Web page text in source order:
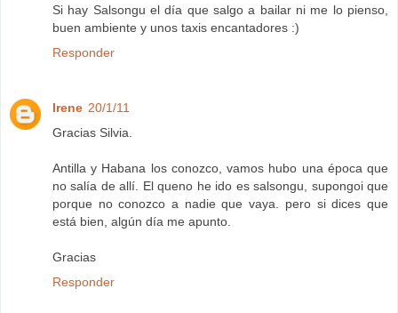
Si hay Salsongu el día que salgo a bailar ni me lo pienso,
buen ambiente y unos taxis encantadores :)
Responder
Irene 20/1/11
Gracias Silvia.
Antilla y Habana los conozco, vamos hubo una época que
no salía de allí. El queno he ido es salsongu, supongoi que
porque no conozco a nadie que vaya. pero si dices que
está bien, algún día me apunto.
Gracias
Responder